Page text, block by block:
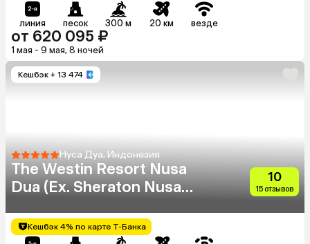
линия песок 300 м 20 км везде
от 620 095 ₽
1 мая - 9 мая, 8 ночей
Кешбэк + 13 474
Нуса Дуа, Индонезия
The Westin Resort Nusa
Dua (Ex. Sheraton Nusa
10
15 отзывов
Кешбэк 4% по карте Т-Банка